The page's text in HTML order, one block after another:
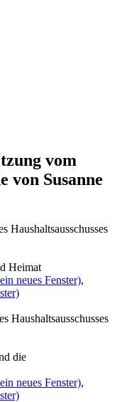
vom
von Susanne
Haushaltsausschusses
Heimat
neues Fenster),
Haushaltsausschusses
die
neues Fenster),